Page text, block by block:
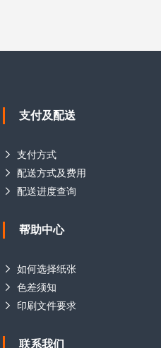
支付及配送
支付方式
配送方式及费用
配送进度查询
帮助中心
如何选择纸张
色差须知
印刷文件要求
联系我们